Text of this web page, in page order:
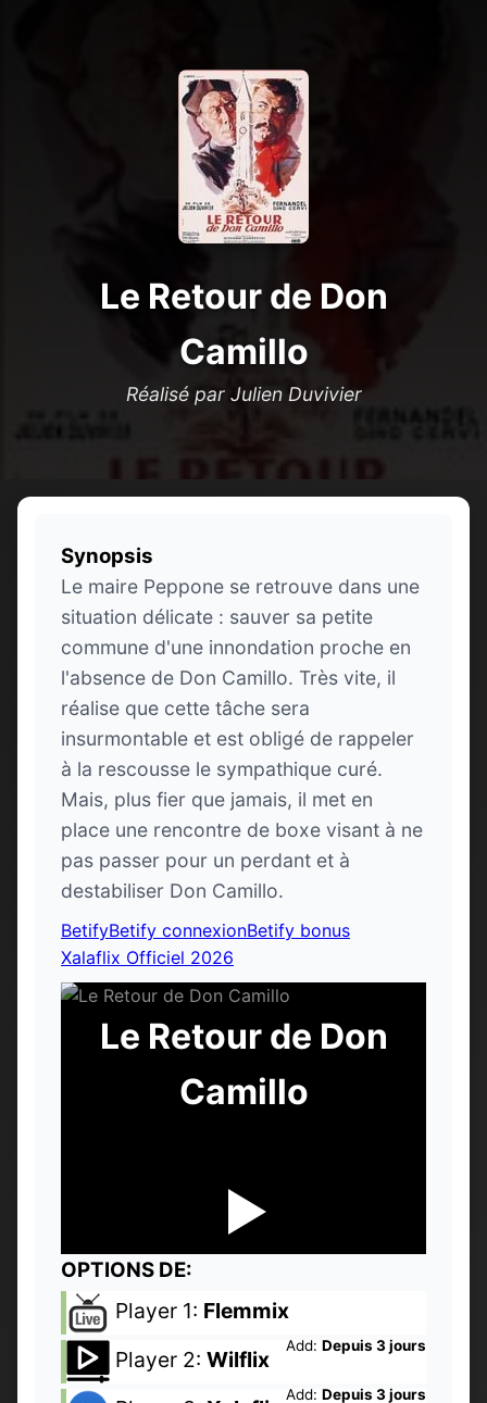
Le Retour de Don
Camillo
Réalisé par Julien Duvivier
Synopsis
Le maire Peppone se retrouve dans une
situation délicate : sauver sa petite
commune d'une innondation proche en
l'absence de Don Camillo. Très vite, il
réalise que cette tâche sera
insurmontable et est obligé de rappeler
à la rescousse le sympathique curé.
Mais, plus fier que jamais, il met en
place une rencontre de boxe visant à ne
pas passer pour un perdant et à
destabiliser Don Camillo.
BetifyBetify connexionBetify bonus
Xalaflix Officiel 2026
Le Retour de Don
Camillo
OPTIONS DE:
Player 1: Flemmix
Add: Depuis 3 jours
Player 2: Wilflix
Add: Depuis 3 jours